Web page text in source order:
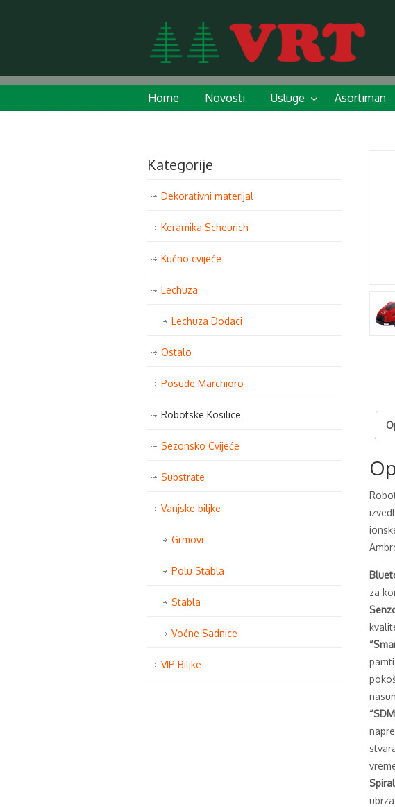
Home Novosti Usluge Asortiman
za
Kategorije
Dekorativni materijal
Keramika Scheurich
Kućno cvijeće
Lechuza
Lechuza Dodaci
Ostalo
Posude Marchioro
Robotske Kosilice
Sezonsko Cvijeće
Substrate
Vanjske biljke
Grmovi
Polu Stabla
Stabla
Voćne Sadnice
VIP Biljke